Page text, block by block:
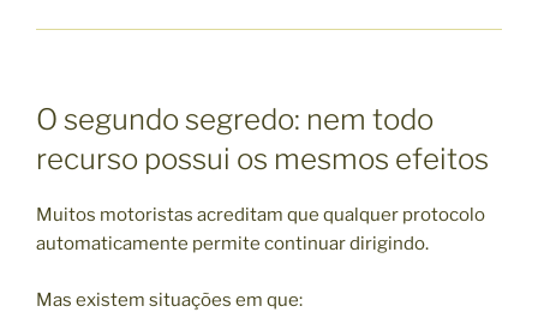
O segundo segredo: nem todo
recurso possui os mesmos efeitos
Muitos motoristas acreditam que qualquer protocolo
automaticamente permite continuar dirigindo.
Mas existem situações em que: